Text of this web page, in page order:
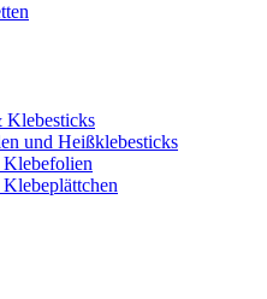
Klebesticks
und Heißklebesticks